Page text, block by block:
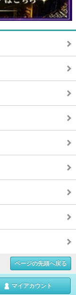
ページの先頭へ戻る
マイアカウント